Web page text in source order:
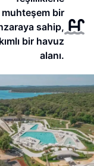
muhteşem bir
sahip,
bir havuz
alanı.